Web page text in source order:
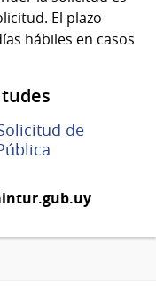
El plazo
hábiles en casos
de